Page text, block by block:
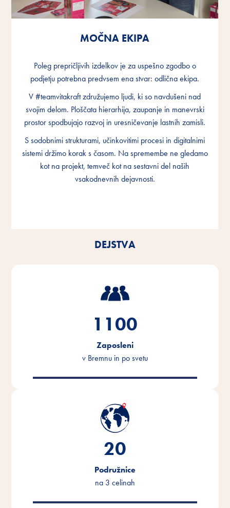
MOČNA EKIPA
Poleg prepričljivih izdelkov je za uspešno zgodbo o
podjetju potrebna predvsem ena stvar: odlična ekipa.
V #teamvitakraft združujemo ljudi, ki so navdušeni nad
svojim delom. Ploščata hierarhija, zaupanje in manevrski
prostor spodbujajo razvoj in uresničevanje lastnih zamisli.
S sodobnimi strukturami, učinkovitimi procesi in digitalnimi
sistemi držimo korak s časom. Na spremembe ne gledamo
kot na projekt, temveč kot na sestavni del naših
vsakodnevnih dejavnosti.
MOČNA EKIPA
Poleg prepričljivih izdelkov je za uspešno zgodbo o
podjetju potrebna predvsem ena stvar: odlična ekipa.
V #teamvitakraft združujemo ljudi, ki so navdušeni nad
svojim delom. Ploščata hierarhija, zaupanje in manevrski
prostor spodbujajo razvoj in uresničevanje lastnih zamisli.
S sodobnimi strukturami, učinkovitimi procesi in digitalnimi
sistemi držimo korak s časom. Na spremembe ne gledamo
kot na projekt, temveč kot na sestavni del naših
vsakodnevnih dejavnosti.
MOČNA EKIPA
Poleg prepričljivih izdelkov je za uspešno zgodbo o
podjetju potrebna predvsem ena stvar: odlična ekipa.
V #teamvitakraft združujemo ljudi, ki so navdušeni nad
svojim delom. Ploščata hierarhija, zaupanje in manevrski
prostor spodbujajo razvoj in uresničevanje lastnih zamisli.
S sodobnimi strukturami, učinkovitimi procesi in digitalnimi
sistemi držimo korak s časom. Na spremembe ne gledamo
kot na projekt, temveč kot na sestavni del naših
vsakodnevnih dejavnosti.
DEJSTVA
1100
Zaposleni
v Bremnu in po svetu
20
Podružnice
na 3 celinah